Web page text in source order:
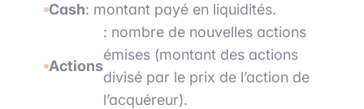
Cash: montant payé en liquidités.
Actions
: nombre de nouvelles actions
émises (montant des actions
divisé par le prix de l’action de
l’acquéreur).